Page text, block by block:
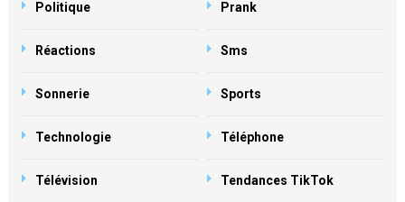
Politique Prank
Réactions Sms
Sonnerie Sports
Technologie Téléphone
Télévision Tendances TikTok